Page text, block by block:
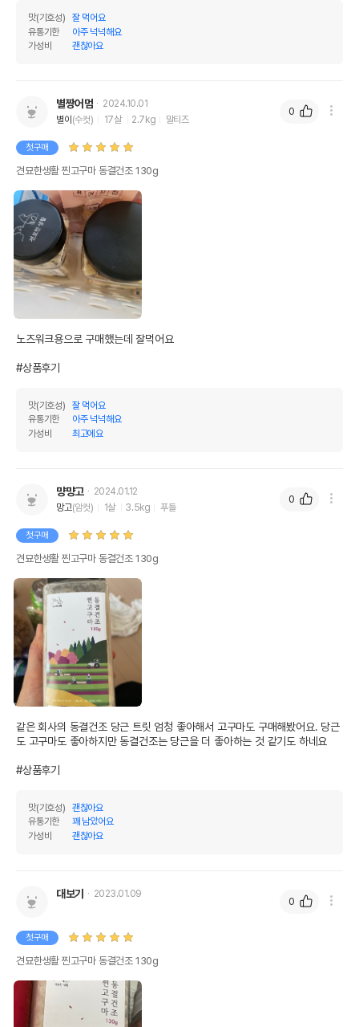
맛(기호성)
잘 먹어요
유통기한
아주 넉넉해요
가성비
괜찮아요
별짱어멈
2024.10.01
별이(수컷) 17살 2.7kg 말티즈
첫구매
견묘한생활 찐고구마 동결건조 130g
노즈워크용으로 구매했는데 잘먹어요
#상품후기
맛(기호성)
잘 먹어요
유통기한
아주 넉넉해요
가성비
최고에요
0
먕먕고
2024.01.12
망고(암컷) 1살 3.5kg 푸들
첫구매
견묘한생활 찐고구마 동결건조 130g
같은 회사의 동결건조 당근 트릿 엄청 좋아해서 고구마도 구매해봤어요. 당근
도 고구마도 좋아하지만 동결건조는 당근을 더 좋아하는 것 같기도 하네요
#상품후기
맛(기호성)
괜찮아요
유통기한
꽤 남았어요
가성비
괜찮아요
0
대보기 2023.01.09
첫구매
견묘한생활 찐고구마 동결건조 130g
0